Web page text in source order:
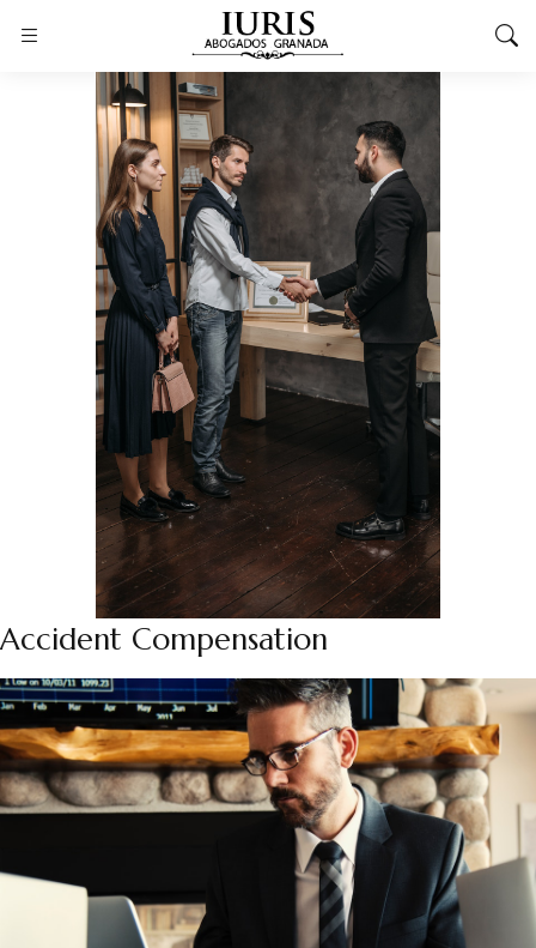
Accident Compensation